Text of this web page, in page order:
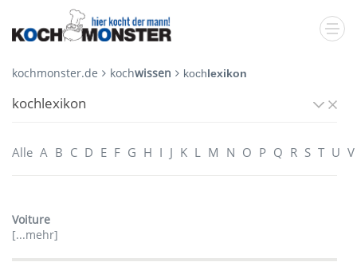
kochmonster.de kochwissen kochlexikon
kochlexikon
Alle A B C D E F G H I J K L M N O P Q R S T U V
Voiture
[...mehr]